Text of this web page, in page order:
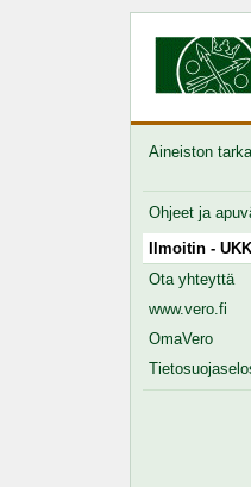
Aineiston
Ohjeet ja
Ilmoitin - UKK
Ota yhteyttä
www.vero.fi
OmaVero